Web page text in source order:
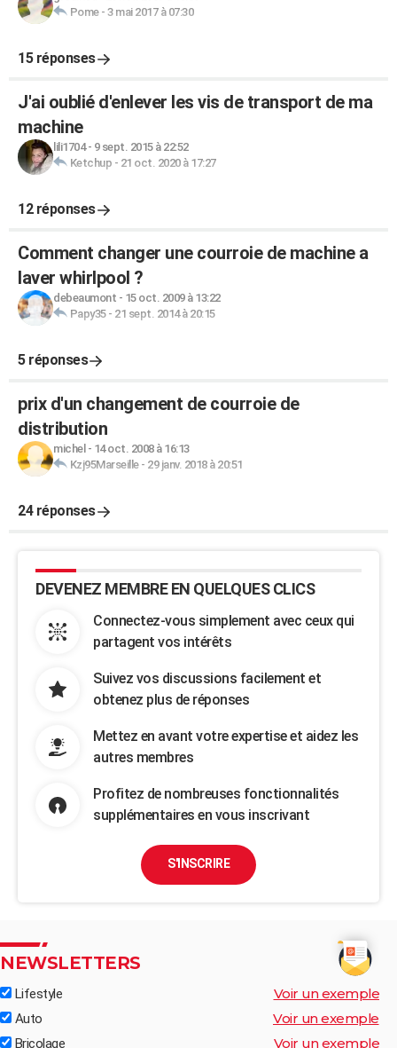
Pome- 3 mai 2017 à 07:30
15 réponses
J'ai oublié d'enlever les vis de transport de ma
machine
lili1704- 9 sept. 2015 à 22:52
Ketchup - 21 oct. 2020 à 17:27
12 réponses
Comment changer une courroie de machine a
laver whirlpool ?
debeaumont - 15 oct. 2009 à 13:22
Papy35- 21 sept. 2014 à 20:15
5 réponses
prix d'un changement de courroie de
distribution
michel - 14 oct. 2008 à 16:13
Kzj95Marseille- 29 janv. 2018 à 20:51
24 réponses
DEVENEZ MEMBRE EN QUELQUES CLICS
Connectez-vous simplement avec ceux qui
partagent vos intérêts
Suivez vos discussions facilement et
obtenez plus de réponses
Mettez en avant votre expertise et aidez les
autres membres
Profitez de nombreuses fonctionnalités
supplémentaires en vous inscrivant
S'INSCRIRE
NEWSLETTERS
Lifestyle Voir un exemple
Auto Voir un exemple
Bricolage Voir un exemple